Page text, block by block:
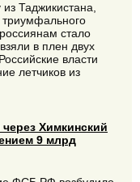
Таджикистана,
стало
в плен двух
власти
летчиков из
Химкинский
9 млрд